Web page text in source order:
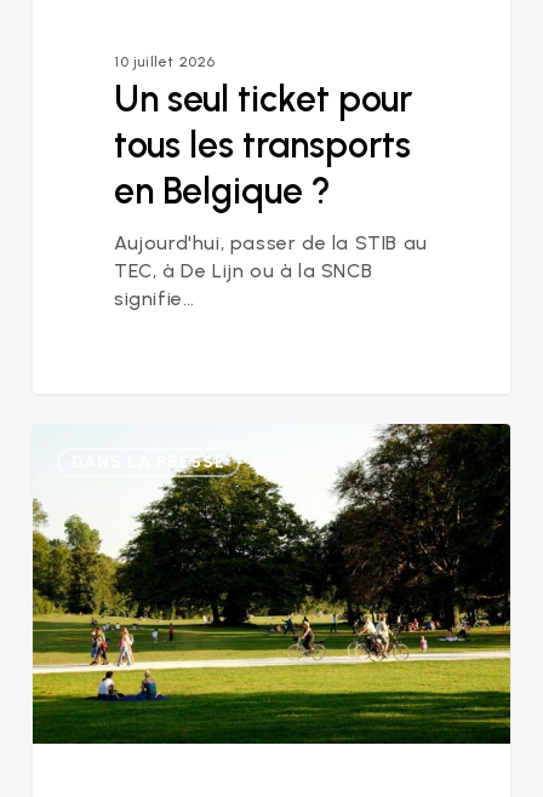
10 juillet 2026
Un seul ticket pour
tous les transports
en Belgique ?
Aujourd'hui, passer de la STIB au
TEC, à De Lijn ou à la SNCB
signifie…
rester
des
lieux
de
détente
!
DANS LA PRESSE